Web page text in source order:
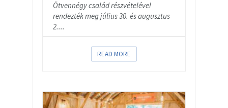
Ötvennégy család részvételével
rendezték meg július 30. és augusztus
2....
READ MORE